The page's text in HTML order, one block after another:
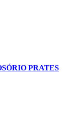
PRATES